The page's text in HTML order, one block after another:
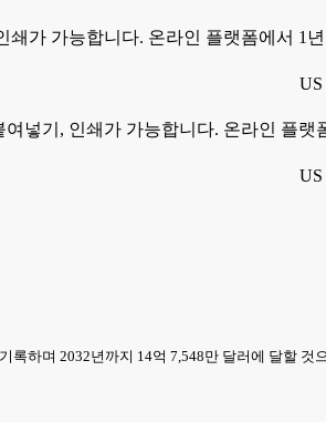
가 가능합니다. 온라인 플랫폼에서 1
US
넣기, 인쇄가 가능합니다. 온라인 플
US
록하며 2032년까지 14억 7,548만 달러에 달할 것